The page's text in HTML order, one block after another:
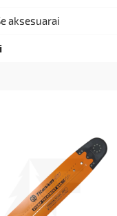
aksesuarai